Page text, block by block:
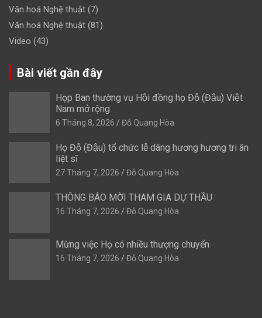
Văn hoá Nghệ thuật (7)
Văn hoá Nghệ thuật (81)
Video (43)
Bài viết gần đây
Họp Ban thường vụ Hội đồng họ Đỗ (Đậu) Việt
Nam mở rộng
6 Tháng 8, 2026 Đỗ Quang Hòa
Họ Đỗ (Đậu) tổ chức lễ dâng hương hương tri ân
liệt sĩ
27 Tháng 7, 2026 Đỗ Quang Hòa
THÔNG BÁO MỜI THAM GIA DỰ THẦU
16 Tháng 7, 2026 Đỗ Quang Hòa
Mừng việc Họ có nhiều thượng chuyển
16 Tháng 7, 2026 Đỗ Quang Hòa